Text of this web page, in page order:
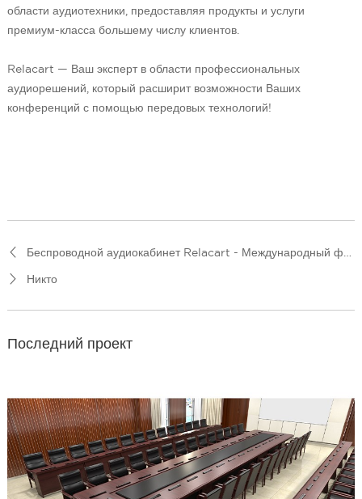
области аудиотехники, предоставляя продукты и услуги
премиум-класса большему числу клиентов.
Relacart — Ваш эксперт в области профессиональных
аудиорешений, который расширит возможности Ваших
конференций с помощью передовых технологий!
Беспроводной аудиокабинет Relacart - Международный форум по инвестициям в инфраструктуру и строительству на высшем уровне
Никто
Последний проект